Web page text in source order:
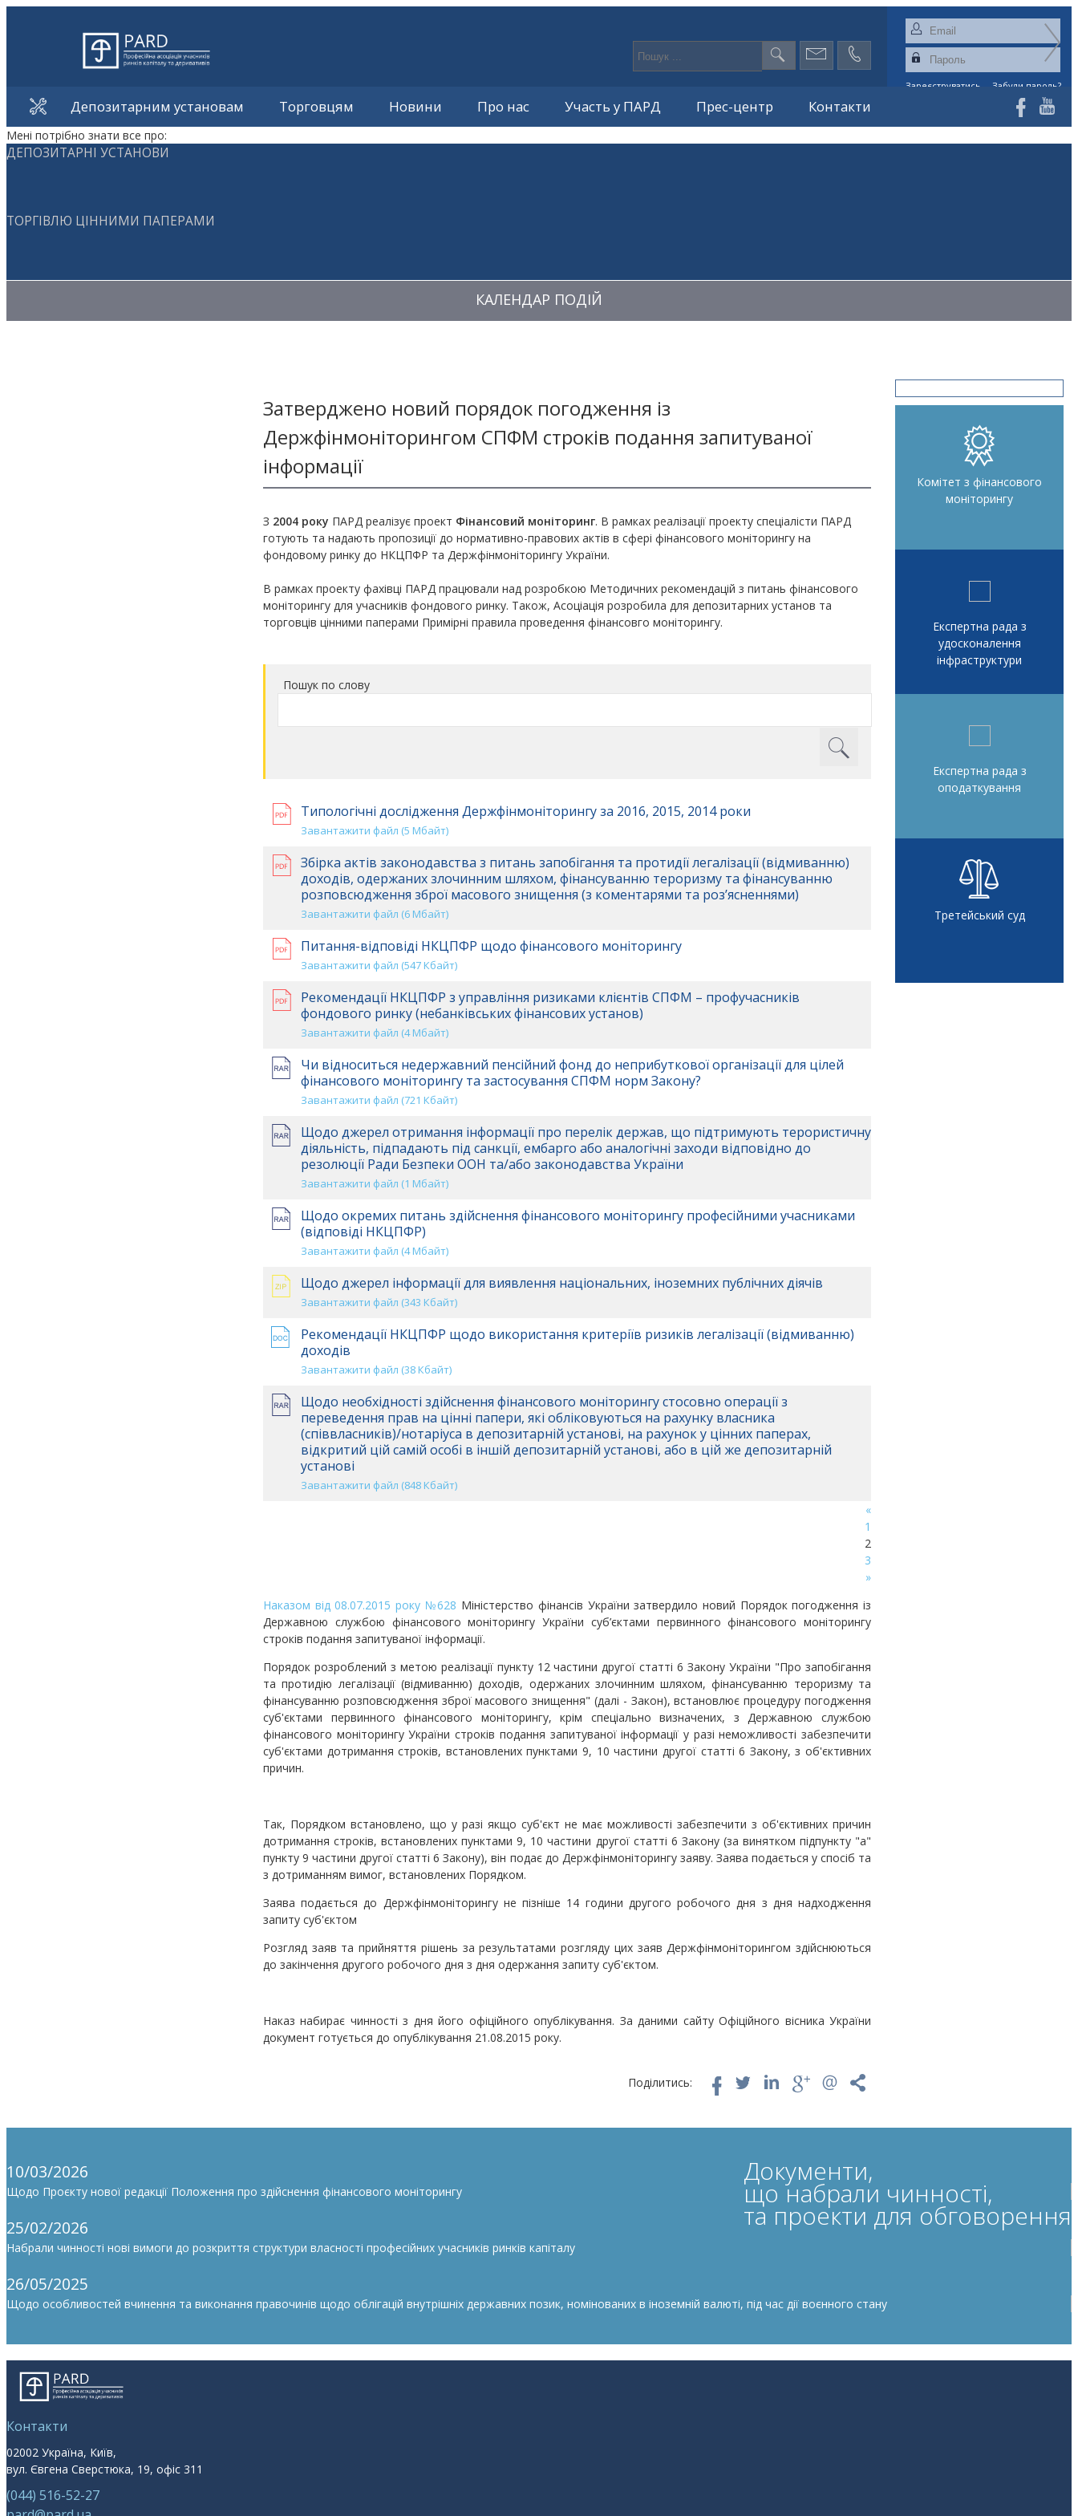
Зареєструватись Забули пароль?
Депозитарним установам Торговцям Новини Про нас Участь у ПАРД Прес-центр Контакти
Мені потрібно знати все про:
ДЕПОЗИТАРНІ УСТАНОВИ
ТОРГІВЛЮ ЦІННИМИ ПАПЕРАМИ
КАЛЕНДАР ПОДІЙ
Затверджено новий порядок погодження із
Держфінмоніторингом СПФМ строків подання запитуваної
інформації
З 2004 року ПАРД реалізує проект Фінансовий моніторинг. В рамках реалізації проекту спеціалісти ПАРД
готують та надають пропозиції до нормативно-правових актів в сфері фінансового моніторингу на
фондовому ринку до НКЦПФР та Держфінмоніторингу України.
В рамках проекту фахівці ПАРД працювали над розробкою Методичних рекомендацій з питань фінансового
моніторингу для учасників фондового ринку. Також, Асоціація розробила для депозитарних установ та
торговців цінними паперами Примірні правила проведення фінансовго моніторингу.
Пошук по слову
Типологічні дослідження Держфінмоніторингу за 2016, 2015, 2014 роки
Завантажити файл (5 Mбайт)
Збірка актів законодавства з питань запобігання та протидії легалізації (відмиванню)
доходів, одержаних злочинним шляхом, фінансуванню тероризму та фінансуванню
розповсюдження зброї масового знищення (з коментарями та роз’ясненнями)
Завантажити файл (6 Mбайт)
Питання-відповіді НКЦПФР щодо фінансового моніторингу
Завантажити файл (547 Кбайт)
Рекомендації НКЦПФР з управління ризиками клієнтів СПФМ – профучасників
фондового ринку (небанківських фінансових установ)
Завантажити файл (4 Mбайт)
Чи відноситься недержавний пенсійний фонд до неприбуткової організації для цілей
фінансового моніторингу та застосування СПФМ норм Закону?
Завантажити файл (721 Кбайт)
Щодо джерел отримання інформації про перелік держав, що підтримують терористичну
діяльність, підпадають під санкції, ембарго або аналогічні заходи відповідно до
резолюції Ради Безпеки ООН та/або законодавства України
Завантажити файл (1 Mбайт)
Щодо окремих питань здійснення фінансового моніторингу професійними учасниками
(відповіді НКЦПФР)
Завантажити файл (4 Mбайт)
Щодо джерел інформації для виявлення національних, іноземних публічних діячів
Завантажити файл (343 Кбайт)
Рекомендації НКЦПФР щодо використання критеріїв ризиків легалізації (відмиванню)
доходів
Завантажити файл (38 Кбайт)
Щодо необхідності здійснення фінансового моніторингу стосовно операції з
переведення прав на цінні папери, які обліковуються на рахунку власника
(співвласників)/нотаріуса в депозитарній установі, на рахунок у цінних паперах,
відкритий цій самій особі в іншій депозитарній установі, або в цій же депозитарній
установі
Завантажити файл (848 Кбайт)
«
1
2
3
»
Наказом від 08.07.2015 року №628 Міністерство фінансів України затвердило новий Порядок погодження із
Державною службою фінансового моніторингу України суб’єктами первинного фінансового моніторингу
строків подання запитуваної інформації.
Порядок розроблений з метою реалізації пункту 12 частини другої статті 6 Закону України "Про запобігання
та протидію легалізації (відмиванню) доходів, одержаних злочинним шляхом, фінансуванню тероризму та
фінансуванню розповсюдження зброї масового знищення" (далі - Закон), встановлює процедуру погодження
суб'єктами первинного фінансового моніторингу, крім спеціально визначених, з Державною службою
фінансового моніторингу України строків подання запитуваної інформації у разі неможливості забезпечити
суб'єктами дотримання строків, встановлених пунктами 9, 10 частини другої статті 6 Закону, з об'єктивних
причин.
Так, Порядком встановлено, що у разі якщо суб'єкт не має можливості забезпечити з об'єктивних причин
дотримання строків, встановлених пунктами 9, 10 частини другої статті 6 Закону (за винятком підпункту "а"
пункту 9 частини другої статті 6 Закону), він подає до Держфінмоніторингу заяву. Заява подається у спосіб та
з дотриманням вимог, встановлених Порядком.
Заява подається до Держфінмоніторингу не пізніше 14 години другого робочого дня з дня надходження
запиту суб'єктом
Розгляд заяв та прийняття рішень за результатами розгляду цих заяв Держфінмоніторингом здійснюються
до закінчення другого робочого дня з дня одержання запиту суб'єктом.
Наказ набирає чинності з дня його офіційного опублікування. За даними сайту Офіційного вісника України
документ готується до опублікування 21.08.2015 року.
Поділитись:
Комітет з фінансового
моніторингу
Експертна рада з
удосконалення
інфраструктури
Експертна рада з
оподаткування
Третейський суд
Документи,
що набрали чинності,
та проекти для обговорення
10/03/2026
Щодо Проєкту нової редакції Положення про здійснення фінансового моніторингу
25/02/2026
Набрали чинності нові вимоги до розкриття структури власності професійних учасників ринків капіталу
26/05/2025
Щодо особливостей вчинення та виконання правочинів щодо облігацій внутрішніх державних позик, номінованих в іноземній валюті, під час дії воєнного стану
Контакти
02002 Україна, Київ,
вул. Євгена Сверстюка, 19, офіс 311
(044) 516-52-27